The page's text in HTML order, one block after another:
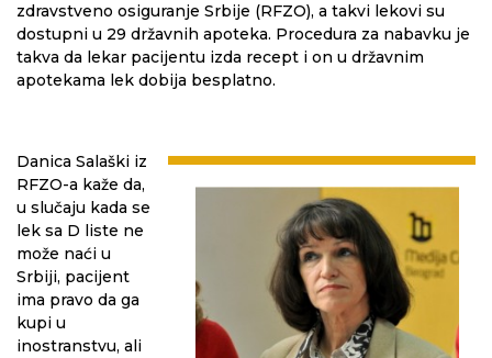
zdravstveno osiguranje Srbije (RFZO), a takvi lekovi su
dostupni u 29 državnih apoteka. Procedura za nabavku je
takva da lekar pacijentu izda recept i on u državnim
apotekama lek dobija besplatno.
Danica Salaški iz
RFZO-a kaže da,
u slučaju kada se
lek sa D liste ne
može naći u
Srbiji, pacijent
ima pravo da ga
kupi u
inostranstvu, ali